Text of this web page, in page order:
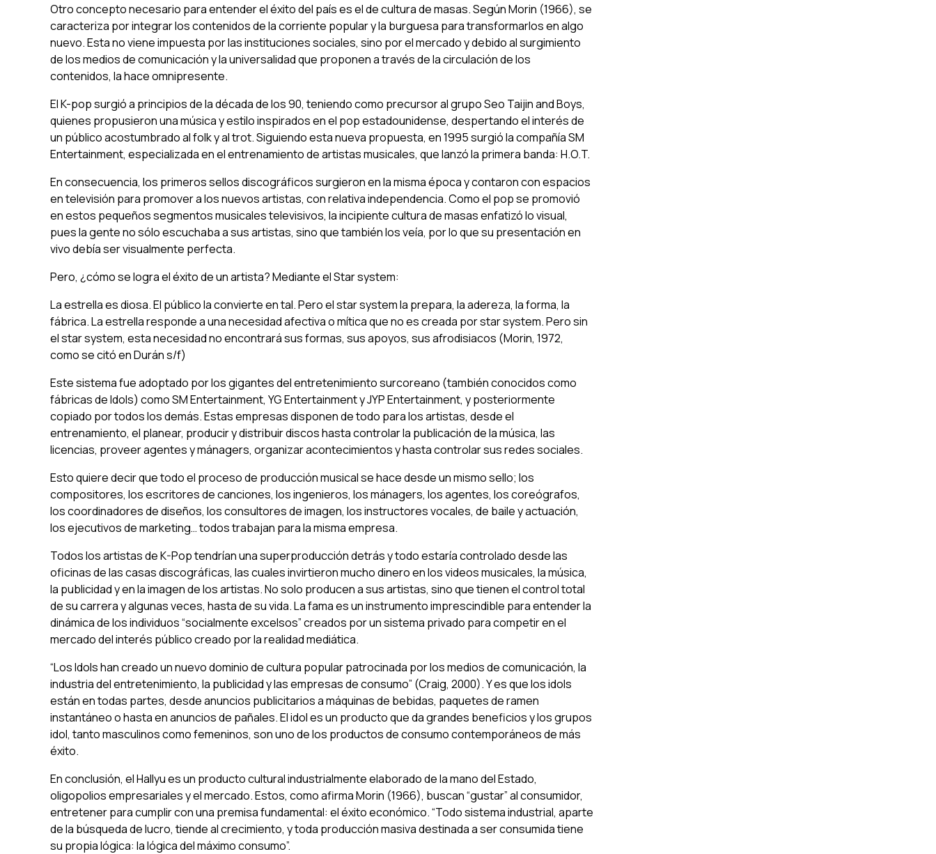
Otro concepto necesario para entender el éxito del país es el de cultura de masas. Según Morin (1966), se
caracteriza por integrar los contenidos de la corriente popular y la burguesa para transformarlos en algo
nuevo. Esta no viene impuesta por las instituciones sociales, sino por el mercado y debido al surgimiento
de los medios de comunicación y la universalidad que proponen a través de la circulación de los
contenidos, la hace omnipresente.
El K-pop surgió a principios de la década de los 90, teniendo como precursor al grupoSeo Taijin and Boys,
quienes propusieron una música y estilo inspirados en el pop estadounidense, despertando el interés de
un público acostumbrado al folk y al trot. Siguiendo esta nueva propuesta, en 1995 surgió la compañía SM
Entertainment, especializada en el entrenamiento de artistas musicales, que lanzó la primera banda: H.O.T.
En consecuencia, los primeros sellos discográficos surgieron en la misma época y contaron con espacios
en televisión para promover a los nuevos artistas, con relativa independencia. Como el pop se promovió
en estos pequeños segmentos musicales televisivos, la incipiente cultura de masas enfatizó lo visual,
pues la gente no sólo escuchaba a sus artistas, sino que también los veía, por lo que su presentación en
vivo debía ser visualmente perfecta.
Pero, ¿cómo se logra el éxito de un artista? Mediante elStar system:
La estrella es diosa. El público la convierte en tal. Pero elstar systemla prepara, la adereza, la forma, la
fábrica. La estrella responde a una necesidad afectiva o mítica que no es creada porstar system. Pero sin
elstar system, esta necesidad no encontrará sus formas, sus apoyos, sus afrodisiacos (Morin, 1972,
como se citó en Durán s/f)
Este sistema fue adoptado por los gigantes del entretenimiento surcoreano (también conocidos como
fábricas deIdols) como SM Entertainment, YG Entertainment y JYP Entertainment, y posteriormente
copiado por todos los demás. Estas empresas disponen de todo para los artistas, desde el
entrenamiento, el planear, producir y distribuir discos hasta controlar la publicación de la música, las
licencias, proveer agentes y mánagers, organizar acontecimientos y hasta controlar sus redes sociales.
Esto quiere decir que todo el proceso de producción musical se hace desde un mismo sello; los
compositores, los escritores de canciones, los ingenieros, los mánagers, los agentes, los coreógrafos,
los coordinadores de diseños, los consultores de imagen, los instructores vocales, de baile y actuación,
los ejecutivos de marketing… todos trabajan para la misma empresa.
Todos los artistas de K-Pop tendrían una superproducción detrás y todo estaría controlado desde las
oficinas de las casas discográficas, las cuales invirtieron mucho dinero en los videos musicales, la música,
la publicidad y en la imagen de los artistas. No solo producen a sus artistas, sino que tienen el control total
de su carrera y algunas veces, hasta de su vida. La fama es un instrumento imprescindible para entender la
dinámica de los individuos “socialmente excelsos” creados por un sistema privado para competir en el
mercado del interés público creado por la realidad mediática.
“LosIdolshan creado un nuevo dominio de cultura popular patrocinada por los medios de comunicación, la
industria del entretenimiento, la publicidad y las empresas de consumo” (Craig, 2000). Y es que losidols
están en todas partes, desde anuncios publicitarios a máquinas de bebidas, paquetes deramen
instantáneo o hasta en anuncios de pañales. Elidoles un producto que da grandes beneficios y los grupos
idol, tanto masculinos como femeninos, son uno de los productos de consumo contemporáneos de más
éxito.
En conclusión, el Hallyu es un producto cultural industrialmente elaborado de la mano del Estado,
oligopolios empresariales y el mercado. Estos, como afirma Morin (1966), buscan “gustar” al consumidor,
entretener para cumplir con una premisa fundamental: el éxito económico. “Todo sistema industrial, aparte
de la búsqueda de lucro, tiende al crecimiento, y toda producción masiva destinada a ser consumida tiene
su propia lógica: la lógica del máximo consumo”.